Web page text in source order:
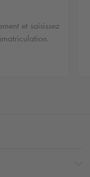
et saisissez